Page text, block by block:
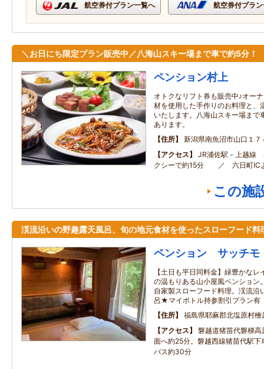
航空券付プラン一覧へ 航空券付プラ
＼お日にち限定プラン販売中／八海山スキー場まで車で約5分！
ペンション村上
オトクなリフト券も販売中♪オー
材を使用した手作りのお料理と、
いたします。八海山スキー場まで
あります。
住所
新潟県南魚沼市山口１７
アクセス
JR浦佐駅－上越線
クシーで約15分 ／ 六日町IC
この施
渓流沿いの野趣露天風呂、旬の地元食材を使ったスローフード料
ペンション サッチモ
【土日も平日同料金】緑豊かな
の温もりある山小屋風ペンション
自家製スローフード料理。渓流沿
呂★マイボトル持参割引プラン有
住所
福島県耶麻郡北塩原村
アクセス
磐越道猪苗代磐梯
面へ約25分。磐越西線猪苗代駅下
バス約30分